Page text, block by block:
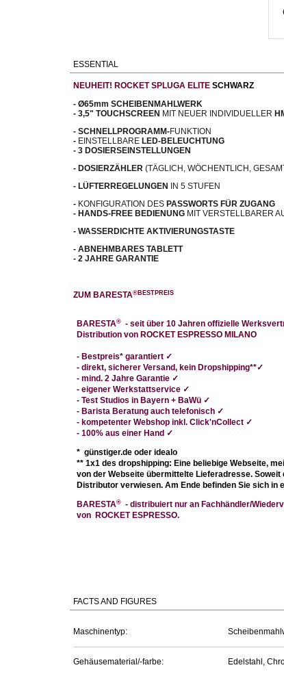
ESSENTIAL
NEUHEIT! ROCKET SPLUGA ELITE SCHWARZ
- Ø65mm SCHEIBENMAHLWERK
- 3,5" TOUCHSCREEN MIT NEUER INDIVIDUELLER
- SCHNELLPROGRAMM-FUNKTION
- EINSTELLBARE LED-BELEUCHTUNG
- 3 DOSIERSEINSTELLUNGEN
- DOSIERZÄHLER (TÄGLICH, WÖCHENTLICH,
- LÜFTERREGELUNGEN
IN 5 STUFEN
- KONFIGURATION DES PASSWORTS FÜR ZUGANG
- HANDS-FREE BEDIENUNG MIT VERSTELLBARER
- WASSERDICHTE AKTIVIERUNGSTASTE
- ABNEHMBARES TABLETT
- 2 JAHRE GARANTIE
ZUM BARESTA®BESTPREIS
BARESTA® - seit über 10 Jahren offizielle
Distribution von ROCKET ESPRESSO MILANO
- Bestpreis* garantiert ✓
- direkt, sicherer Versand, kein Dropshipping**✓
- mind. 2 Jahre Garantie ✓
- eigener Werkstattservice ✓
- Test Studios in Bayern + BaWü ✓
- Barista Beratung auch telefonisch ✓
- kompetenter Webshop inkl. Click'nCollect ✓
- 100% aus einer Hand ✓
* günstiger.de oder idealo
** 1x1 des dropshipping: Eine beliebige Webseite,
von der Webseite übermittelte Lieferadresse.
Distributor verwiesen. Am Ende befinden Sie sich
BARESTA® - distribuiert nur an Fachhändler/
von ROCKET ESPRESSO.
FACTS AND FIGURES
Maschinentyp:
Gehäusematerial/-farbe: Edelstahl,